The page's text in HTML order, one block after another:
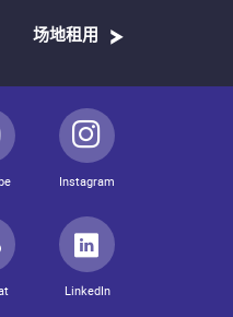
场地租用
Instagram
LinkedIn